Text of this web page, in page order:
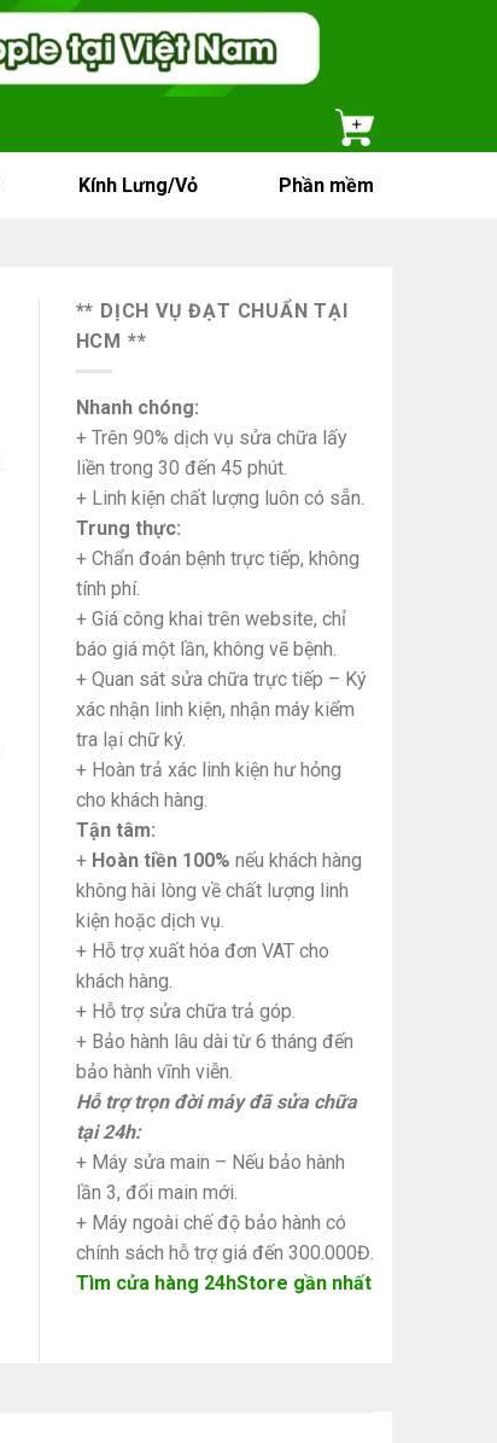
Kính Lưng/Vỏ Phần mềm
** DỊCH VỤ ĐẠT CHUẨN TẠI
HCM **
Nhanh chóng:
+ Trên 90% dịch vụ sửa chữa lấy
liền trong 30 đến 45 phút.
+ Linh kiện chất lượng luôn có sẵn.
Trung thực:
+ Chẩn đoán bệnh trực tiếp, không
tính phí.
+ Giá công khai trên website, chỉ
báo giá một lần, không vẽ bệnh.
+ Quan sát sửa chữa trực tiếp – Ký
xác nhận linh kiện, nhận máy kiểm
tra lại chữ ký.
+ Hoàn trả xác linh kiện hư hỏng
cho khách hàng.
Tận tâm:
+ Hoàn tiền 100% nếu khách hàng
không hài lòng về chất lượng linh
kiện hoặc dịch vụ.
+ Hỗ trợ xuất hóa đơn VAT cho
khách hàng.
+ Hỗ trợ sửa chữa trả góp.
+ Bảo hành lâu dài từ 6 tháng đến
bảo hành vĩnh viễn.
Hỗ trợ trọn đời máy đã sửa chữa
tại 24h:
+ Máy sửa main – Nếu bảo hành
lần 3, đổi main mới.
+ Máy ngoài chế độ bảo hành có
chính sách hỗ trợ giá đến 300.000Đ.
Tìm cửa hàng 24hStore gần nhất